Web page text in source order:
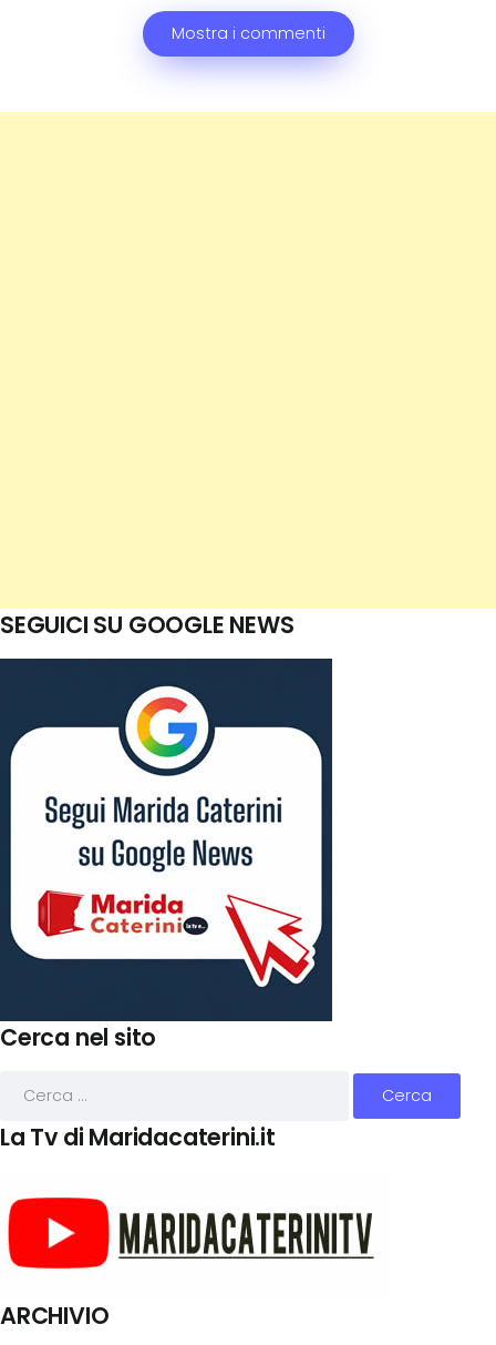
Mostra i commenti
SEGUICI SU GOOGLE NEWS
Cerca nel sito
La Tv di Maridacaterini.it
ARCHIVIO